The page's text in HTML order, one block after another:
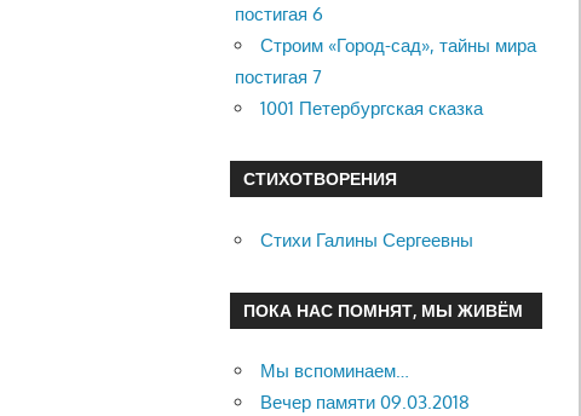
постигая 6
Строим «Город-сад», тайны мира
постигая 7
1001 Петербургская сказка
СТИХОТВОРЕНИЯ
Стихи Галины Сергеевны
ПОКА НАС ПОМНЯТ, МЫ ЖИВЁМ
Мы вспоминаем…
Вечер памяти 09.03.2018